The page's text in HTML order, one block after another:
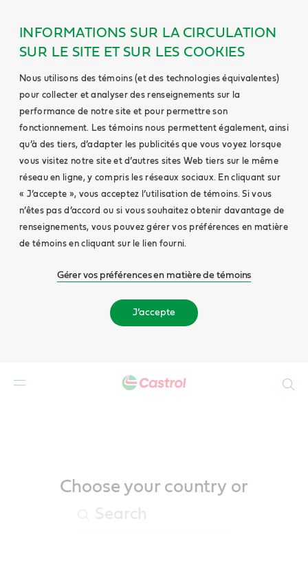
INFORMATIONS SUR LA CIRCULATION
SUR LE SITE ET SUR LES COOKIES
Nous utilisons des témoins (et des technologies équivalentes)
pour collecter et analyser des renseignements sur la
performance de notre site et pour permettre son
fonctionnement. Les témoins nous permettent également, ainsi
qu’à des tiers, d’adapter les publicités que vous voyez lorsque
vous visitez notre site et d’autres sites Web tiers sur le même
réseau en ligne, y compris les réseaux sociaux. En cliquant sur
« J’accepte », vous acceptez l’utilisation de témoins. Si vous
n’êtes pas d’accord ou si vous souhaitez obtenir davantage de
renseignements, vous pouvez gérer vos préférences en matière
de témoins en cliquant sur le lien fourni.
Gérer vos préférences en matière de témoins
J’accepte
Choose your country or